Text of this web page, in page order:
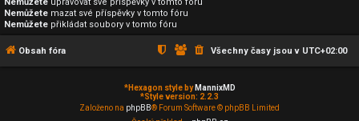
Nemůžete mazat své příspěvky v tomto fóru
Nemůžete přikládat soubory v tomto fóru
Obsah fóra Všechny časy jsou v UTC+02:00
*Hexagon style by MannixMD
*Style version: 2.2.3
Založeno na phpBB® Forum Software © phpBB Limited